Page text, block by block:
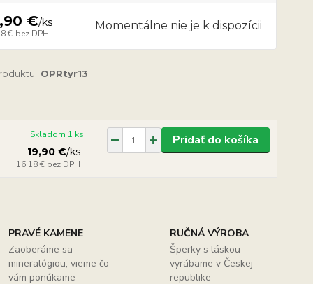
€/ks
€ bez DPH
Momentálne nie je k dispozícii
OPRtyr13
19,90 €/ks
16,18 € bez DPH
Skladom 1 ks Pridať do košíka
PRAVÉ KAMENE
Zaoberáme sa
mineralógiou, vieme čo
vám ponúkame
RUČNÁ VÝROBA
Šperky s láskou
vyrábame v Českej
republike